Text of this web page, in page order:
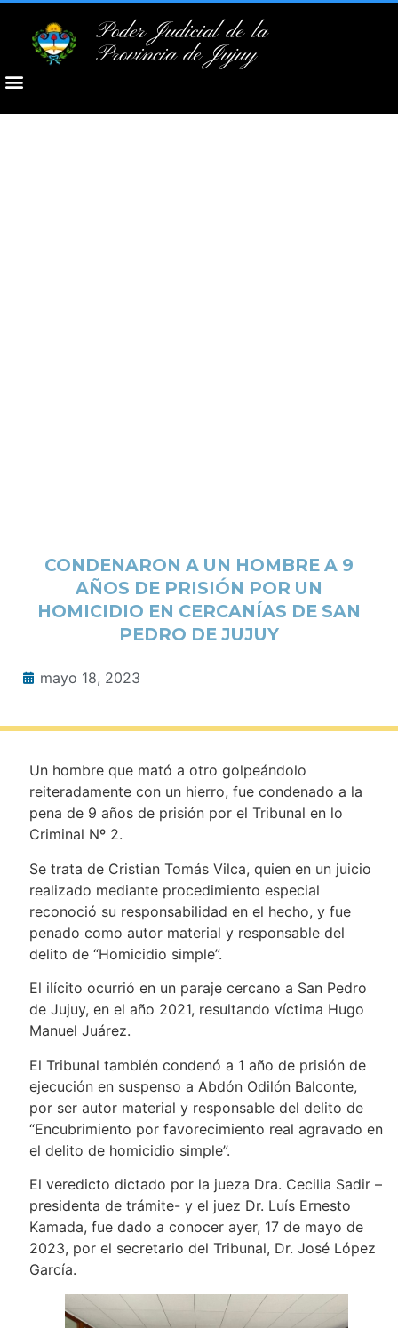
Poder Judicial de la
Provincia de Jujuy
CONDENARON A UN HOMBRE A 9
AÑOS DE PRISIÓN POR UN
HOMICIDIO EN CERCANÍAS DE SAN
PEDRO DE JUJUY
mayo 18, 2023
Un hombre que mató a otro golpeándolo
reiteradamente con un hierro, fue condenado a la
pena de 9 años de prisión por el Tribunal en lo
Criminal Nº 2.
Se trata de Cristian Tomás Vilca, quien en un juicio
realizado mediante procedimiento especial
reconoció su responsabilidad en el hecho, y fue
penado como autor material y responsable del
delito de “Homicidio simple”.
El ilícito ocurrió en un paraje cercano a San Pedro
de Jujuy, en el año 2021, resultando víctima Hugo
Manuel Juárez.
El Tribunal también condenó a 1 año de prisión de
ejecución en suspenso a Abdón Odilón Balconte,
por ser autor material y responsable del delito de
“Encubrimiento por favorecimiento real agravado en
el delito de homicidio simple”.
El veredicto dictado por la jueza Dra. Cecilia Sadir –
presidenta de trámite- y el juez Dr. Luís Ernesto
Kamada, fue dado a conocer ayer, 17 de mayo de
2023, por el secretario del Tribunal, Dr. José López
García.